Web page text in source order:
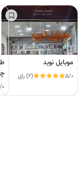
موبایل نوید
5/0 (2) رای